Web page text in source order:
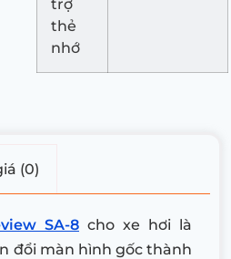
trợ
thẻ
nhớ
(0)
SA-8 cho xe hơi là
đổi màn hình gốc thành